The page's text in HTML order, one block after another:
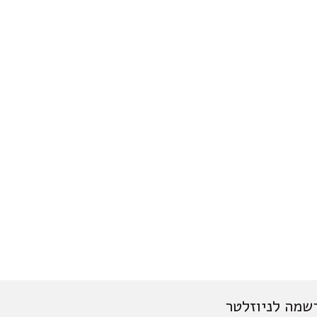
לניוזלטר